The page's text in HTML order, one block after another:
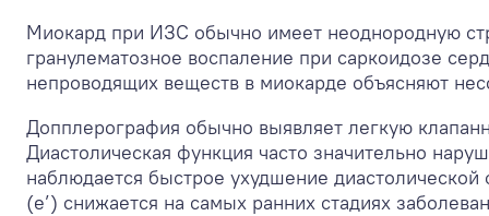
Миокард при ИЗС обычно имеет неоднородную
гранулематозное воспаление при саркоидозе
непроводящих веществ в миокарде объясняют
Допплерография обычно выявляет легкую
Диастолическая функция часто значительно
наблюдается быстрое ухудшение
(е’) снижается на самых ранних стадиях